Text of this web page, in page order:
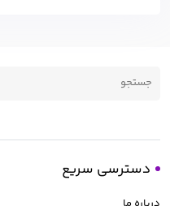
دسترسی سریع